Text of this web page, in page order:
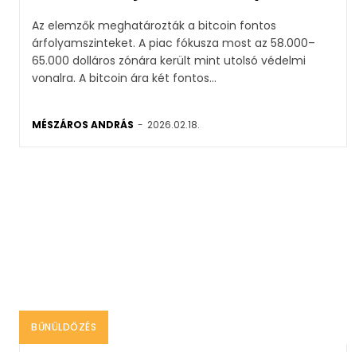
Az elemzők meghatározták a bitcoin fontos
árfolyamszinteket. A piac fókusza most az 58.000–
65.000 dolláros zónára került mint utolsó védelmi
vonalra. A bitcoin ára két fontos...
MÉSZÁROS ANDRÁS - 2026.02.18.
BŰNÜLDÖZÉS